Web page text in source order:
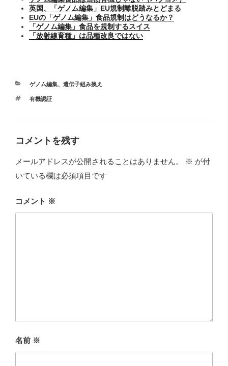
英国、「ゲノム編集」EU規制離脱踏みとどまる
EUの「ゲノム編集」食品規制はどうなるか？
「ゲノム編集」食品を規制するスイス
「放射線育種」は品種改良ではない
カ
ゴ
ゲノム編集、 遺伝子組み換え
タ
有機認証
コメントを残す
メールアドレスが公開されることはありません。 ※ が付
いている欄は必須項目です
コメント ※
名前 ※